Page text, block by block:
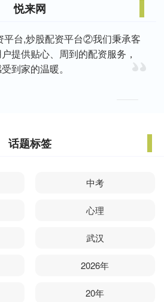
悦来网
平台,炒股配资平台②我们秉承客
提供贴心、周到的配资服务，
到家的温暖。
话题标签
中考
心理
武汉
2026年
20年